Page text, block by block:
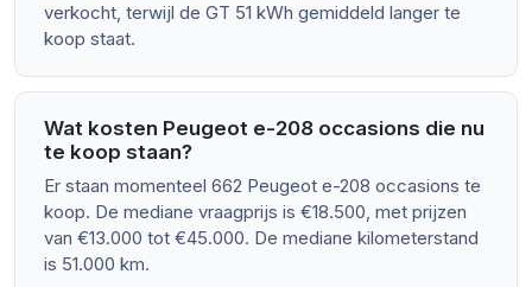
verkocht, terwijl de GT 51 kWh gemiddeld langer te
koop staat.
Wat kosten Peugeot e-208 occasions die nu
te koop staan?
Er staan momenteel 662 Peugeot e-208 occasions te
koop. De mediane vraagprijs is €18.500, met prijzen
van €13.000 tot €45.000. De mediane kilometerstand
is 51.000 km.